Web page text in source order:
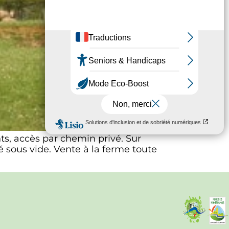
accès par chemin privé. Sur
vide. Vente à la ferme toute